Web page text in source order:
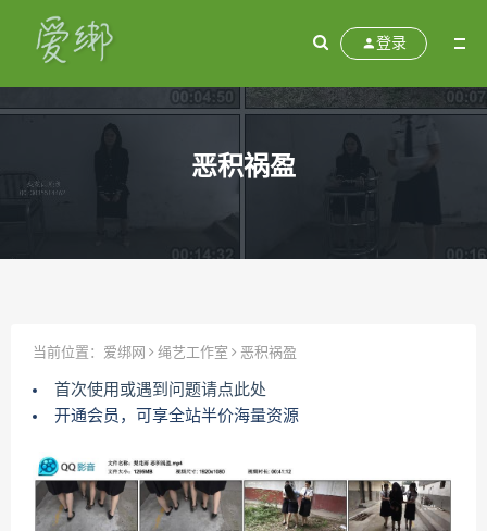
登录
恶积祸盈
当前位置： 爱绑网 绳艺工作室 恶积祸盈
首次使用或遇到问题请点此处
开通会员，可享全站半价海量资源